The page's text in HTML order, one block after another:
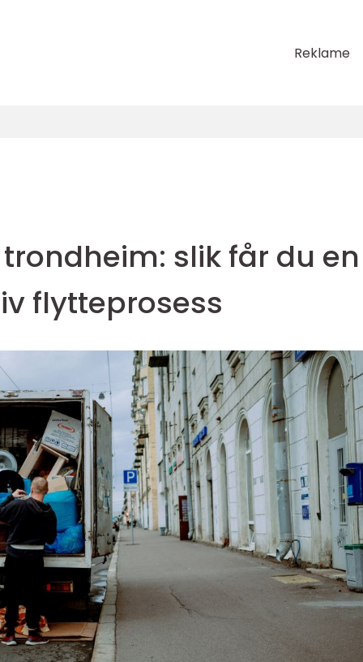
Reklame
slik får du en
flytteprosess